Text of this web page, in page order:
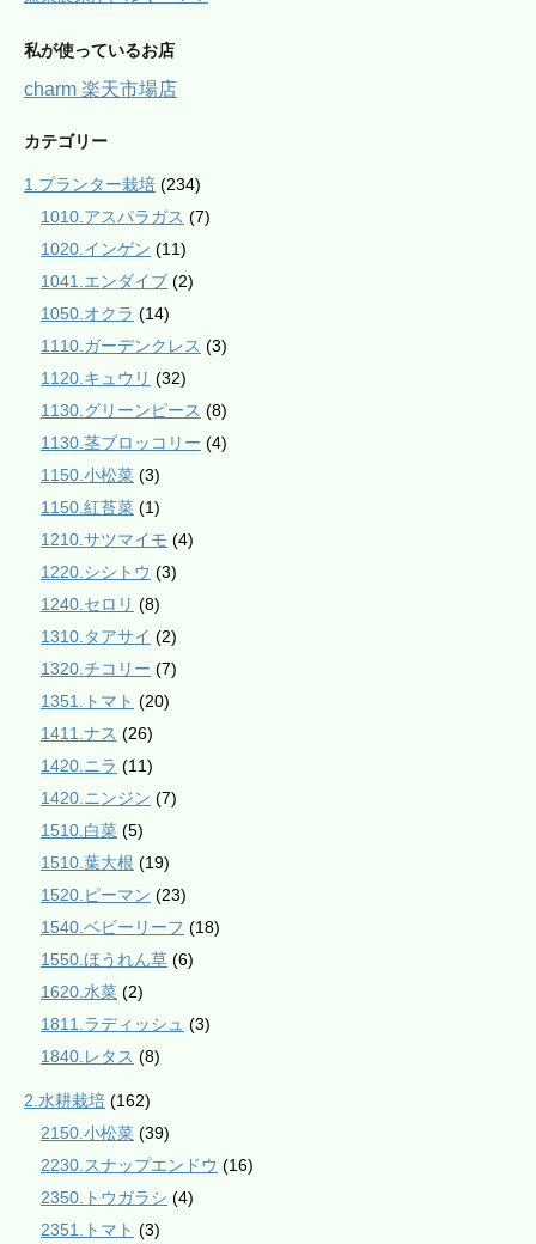
私が使っているお店
charm 楽天市場店
カテゴリー
1.プランター栽培 (234)
1010.アスパラガス (7)
1020.インゲン (11)
1041.エンダイブ (2)
1050.オクラ (14)
1110.ガーデンクレス (3)
1120.キュウリ (32)
1130.グリーンピース (8)
1130.茎ブロッコリー (4)
1150.小松菜 (3)
1150.紅苔菜 (1)
1210.サツマイモ (4)
1220.シシトウ (3)
1240.セロリ (8)
1310.タアサイ (2)
1320.チコリー (7)
1351.トマト (20)
1411.ナス (26)
1420.ニラ (11)
1420.ニンジン (7)
1510.白菜 (5)
1510.葉大根 (19)
1520.ピーマン (23)
1540.ベビーリーフ (18)
1550.ほうれん草 (6)
1620.水菜 (2)
1811.ラディッシュ (3)
1840.レタス (8)
2.水耕栽培 (162)
2150.小松菜 (39)
2230.スナップエンドウ (16)
2350.トウガラシ (4)
2351.トマト (3)